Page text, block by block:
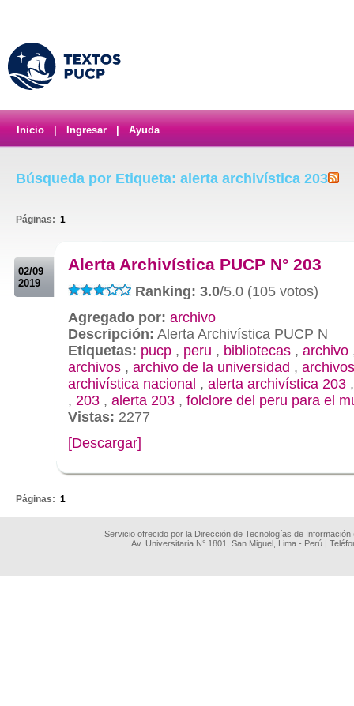
Inicio Ingresar Ayuda
Búsqueda por Etiqueta: alerta archivística 203
Páginas: 1
02/09
2019
Alerta Archivística PUCP N° 203
Ranking: 3.0/5.0 (105 votos)
Agregado por: archivo
Descripción: Alerta Archivística PUCP N
Etiquetas: pucp , peru , bibliotecas , archivo
archivos , archivo de la universidad ,
archivística nacional , alerta archivística 203
, 203 , alerta 203 , folclore del peru para el
Vistas: 2277
[Descargar]
Páginas: 1
Servicio ofrecido por la Dirección de Tecnologías de
Av. Universitaria N° 1801, San Miguel, Lima - Perú |